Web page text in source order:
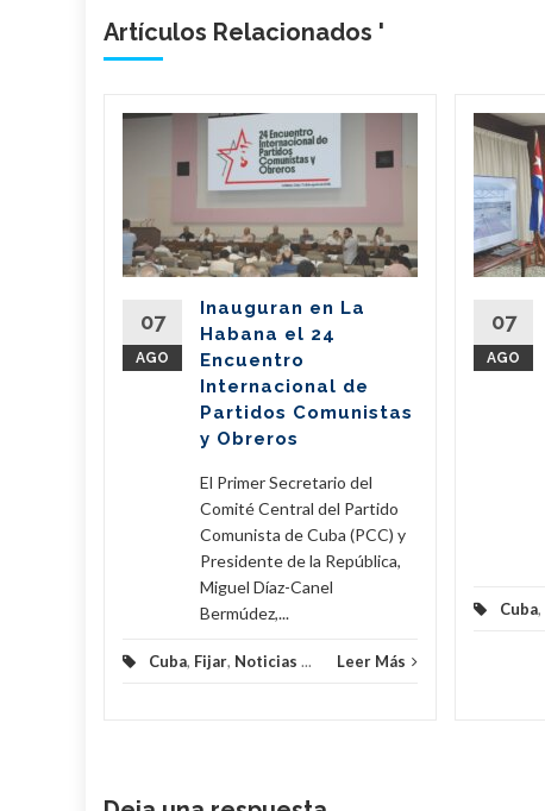
Artículos Relacionados '
07
AGO
Inauguran en La
Habana el 24
Encuentro
Internacional de
Partidos Comunistas
y Obreros
El Primer Secretario del
Comité Central del Partido
Comunista de Cuba (PCC) y
Presidente de la República,
Miguel Díaz-Canel
Bermúdez,...
Cuba, Fijar, Noticias ... Leer Más
07
AGO
Cuba,